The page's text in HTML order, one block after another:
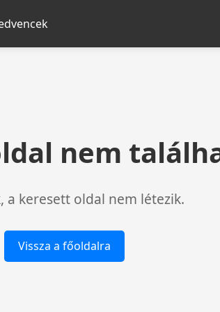
nem
a keresett oldal nem létezik.
Vissza a főoldalra